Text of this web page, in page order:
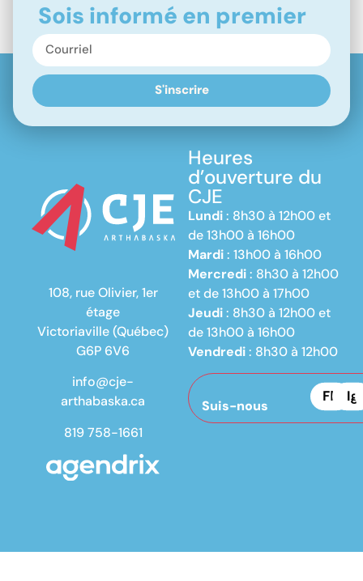
Sois informé en premier
S'inscrire
108, rue Olivier, 1er
étage
Victoriaville (Québec)
G6P 6V6
info@cje-
arthabaska.ca
819 758-1661
Heures
d’ouverture du
CJE
Lundi: 8h30 à 12h00 et
de 13h00 à 16h00
Mardi: 13h00 à 16h00
Mercredi: 8h30 à 12h00
et de 13h00 à 17h00
Jeudi: 8h30 à 12h00 et
de 13h00 à 16h00
Vendredi: 8h30 à 12h00
Suis-nous